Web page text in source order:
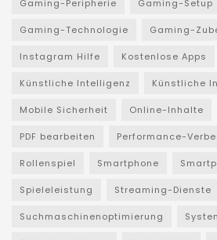
Gaming-Peripherie Gaming-Setup
Gaming-Technologie Gaming-
Instagram Hilfe Kostenlose Apps
Künstliche Intelligenz Künstliche
Mobile Sicherheit Online-Inhalte
PDF bearbeiten Performance-
Rollenspiel Smartphone
Spieleleistung Streaming-Dienste
Suchmaschinenoptimierung